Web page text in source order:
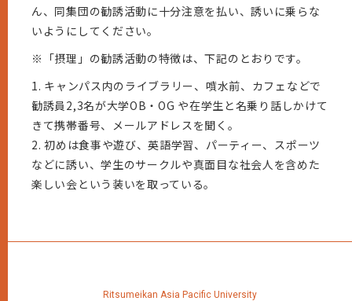
ん、同集団の勧誘活動に十分注意を払い、誘いに乗らな
いようにしてください。
※「摂理」の勧誘活動の特徴は、下記のとおりです。
1. キャンパス内のライブラリー、噴水前、カフェなどで
勧誘員2,3名が大学OB・OG や在学生と名乗り話しかけて
きて携帯番号、メールアドレスを聞く。
2. 初めは食事や遊び、英語学習、パーティー、スポーツ
などに誘い、学生のサークルや真面目な社会人を含めた
楽しい会という装いを取っている。
Ritsumeikan Asia Pacific University